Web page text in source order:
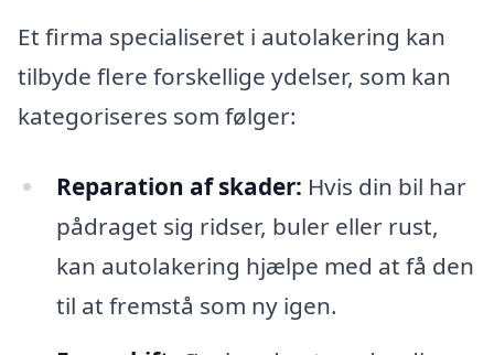
Et firma specialiseret i autolakering kan
tilbyde flere forskellige ydelser, som kan
kategoriseres som følger:
Reparation af skader: Hvis din bil har
pådraget sig ridser, buler eller rust,
kan autolakering hjælpe med at få den
til at fremstå som ny igen.